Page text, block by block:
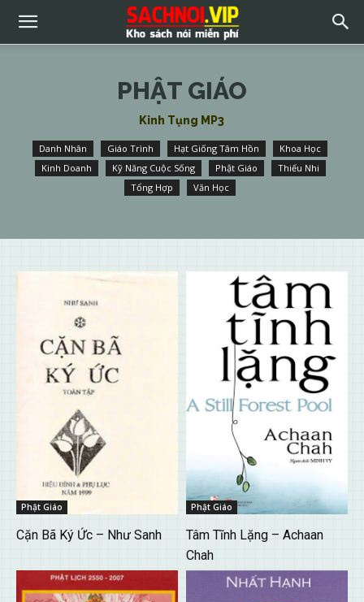
PHẬT GIÁO
Kinh Tụng MP3
Danh Nhân Giáo Trình Hạt Giống Tâm Hồn
Khoa Học
Kinh Doanh
Kỹ Năng Cuộc Sống Phật Giáo
Thiếu Nhi
Tổng Hợp
Văn Học
Phật Giáo
Cặn Bã Ký Ức – Như Sanh
Phật Giáo
Tâm Tĩnh Lặng – Achaan
Chah